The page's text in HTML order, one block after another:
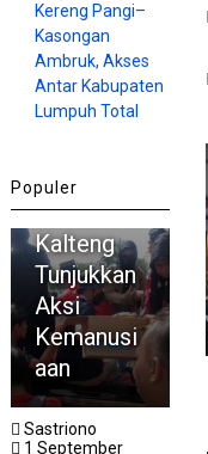
Kereng Pangi–
Kasongan
Ambruk, Akses
Antar Kabupaten
Lumpuh Total
Populer
HEADLINE
Dipuji
an, LSR
LPMT
Kalteng
Tunjukkan
Aksi
Kemanusi
aan
Sastriono
1 September